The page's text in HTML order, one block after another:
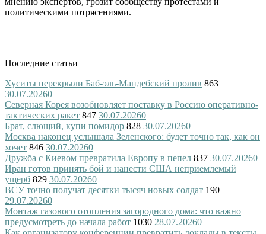
политическими потрясениями.
Последние статьи
Хуситы перекрыли Баб-эль-Мандебский пролив 863
30.07.20260
Северная Корея возобновляет поставку в Россию оперативно-
тактических ракет 847 30.07.20260
Брат, слющий, купи помидор 828 30.07.20260
Москва наконец услышала Зеленского: будет точно так, как он
хочет 846 30.07.20260
Дружба с Киевом превратила Европу в пепел 837 30.07.20260
Иран готов принять бой и нанести США неприемлемый
ущерб 829 30.07.20260
ВСУ точно получат десятки тысяч новых солдат 190
29.07.20260
Монтаж газового отопления загородного дома: что важно
предусмотреть до начала работ 1030 28.07.20260